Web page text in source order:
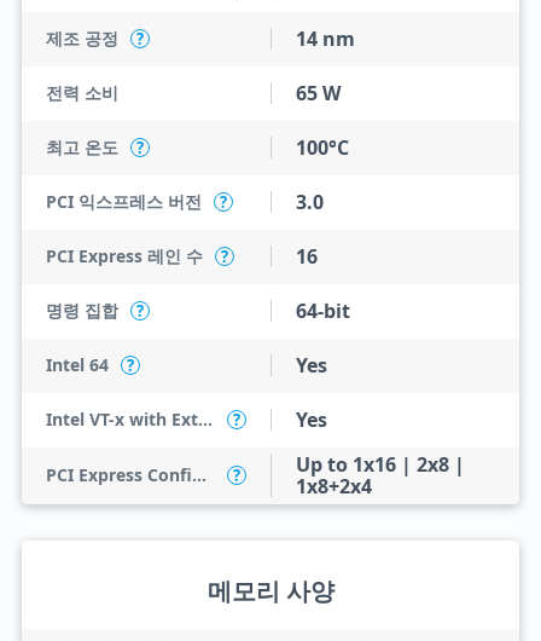
제조 공정 ? 14 nm
전력 소비 65 W
최고 온도 ? 100°C
PCI 익스프레스 버전 ? 3.0
PCI Express 레인 수 ? 16
명령 집합 ? 64-bit
Intel 64 ? Yes
Intel VT-x with Extended Page Tables (EPT) ? Yes
PCI Express Configurations ?
Up to 1x16 | 2x8 |
1x8+2x4
메모리 사양